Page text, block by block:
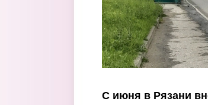
С июня в Рязани